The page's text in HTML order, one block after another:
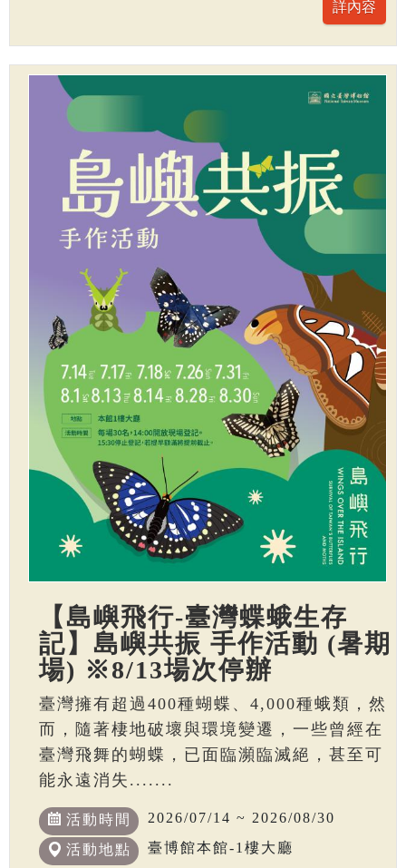
【島嶼飛行-臺灣蝶蛾生存
記】島嶼共振 手作活動 (暑期
場) ※8/13場次停辦
臺灣擁有超過400種蝴蝶、4,000種蛾類，然
而，隨著棲地破壞與環境變遷，一些曾經在
臺灣飛舞的蝴蝶，已面臨瀕臨滅絕，甚至可
能永遠消失.......
活動時間 2026/07/14 ~ 2026/08/30
活動地點 臺博館本館-1樓大廳